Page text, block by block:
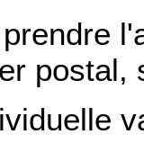
postal,